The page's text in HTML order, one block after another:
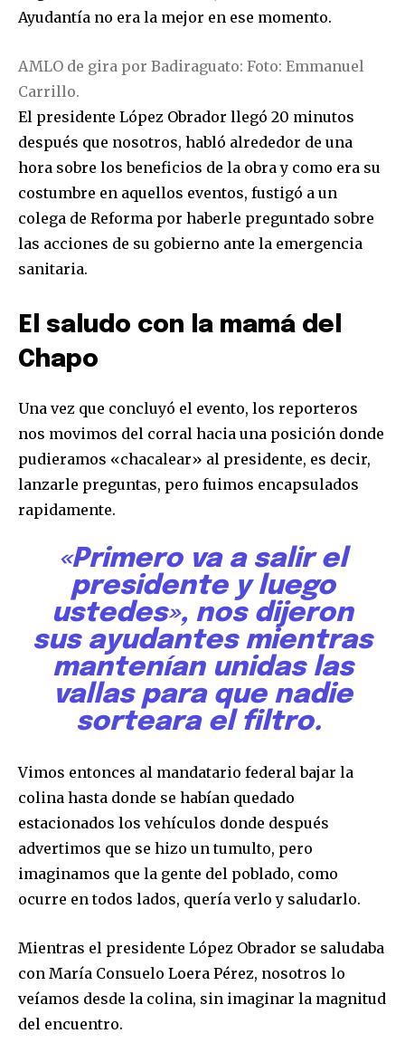
Ayudantía no era la mejor en ese momento.
AMLO de gira por Badiraguato: Foto: Emmanuel
Carrillo.
El presidente López Obrador llegó 20 minutos
después que nosotros, habló alrededor de una
hora sobre los beneficios de la obra y como era su
costumbre en aquellos eventos, fustigó a un
colega de Reforma por haberle preguntado sobre
las acciones de su gobierno ante la emergencia
sanitaria.
El saludo con la mamá del
Chapo
Una vez que concluyó el evento, los reporteros
nos movimos del corral hacia una posición donde
pudieramos «chacalear» al presidente, es decir,
lanzarle preguntas, pero fuimos encapsulados
rapidamente.
«Primero va a salir el
presidente y luego
ustedes», nos dijeron
sus ayudantes mientras
mantenían unidas las
vallas para que nadie
sorteara el filtro.
Vimos entonces al mandatario federal bajar la
colina hasta donde se habían quedado
estacionados los vehículos donde después
advertimos que se hizo un tumulto, pero
imaginamos que la gente del poblado, como
ocurre en todos lados, quería verlo y saludarlo.
Mientras el presidente López Obrador se saludaba
con María Consuelo Loera Pérez, nosotros lo
veíamos desde la colina, sin imaginar la magnitud
del encuentro.